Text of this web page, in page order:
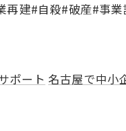
再建#自殺#破産#事業
ポート 名古屋で中小